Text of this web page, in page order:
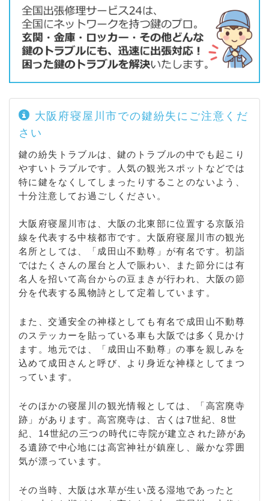
寝屋川公園 / 寝屋北町 / 寝屋新町 / 寝屋南 / 秦町 / 八
幡台 / 初町 / 早子町 / 東大利町 / 東神田町 / 東香里園
町 / 日之出町 / 平池町 / 堀溝 / 堀溝北町 / 本町 / 松屋
町 / 三井が丘 / 美井町 / 三井南町 / 美井元町 / 緑町 /
御幸東町 / 御幸西町 / 明徳 / 明和 / 八坂町 / 若葉町
大阪府寝屋川市での鍵紛失にご注意くだ
さい
鍵の紛失トラブルは、鍵のトラブルの中でも起こり
やすいトラブルです。人気の観光スポットなどでは
特に鍵をなくしてしまったりすることのないよう、
十分注意してお過ごしください。
大阪府寝屋川市は、大阪の北東部に位置する京阪沿
線を代表する中核都市です。大阪府寝屋川市の観光
名所としては、「成田山不動尊」が有名です。初詣
ではたくさんの屋台と人で賑わい、また節分には有
名人を招いて高台からの豆まきが行われ、大阪の節
分を代表する風物詩として定着しています。
また、交通安全の神様としても有名で成田山不動尊
のステッカーを貼っている車も大阪では多く見かけ
ます。地元では、「成田山不動尊」の事を親しみを
込めて成田さんと呼び、より身近な神様としてまつ
っています。
そのほかの寝屋川の観光情報としては、「高宮廃寺
跡」があります。高宮廃寺は、古くは7世紀、8世
紀、14世紀の三つの時代に寺院が建立された跡があ
る遺跡で中心地には高宮神社が鎮座し、厳かな雰囲
気が漂っています。
その当時、大阪は水草が生い茂る湿地であったと